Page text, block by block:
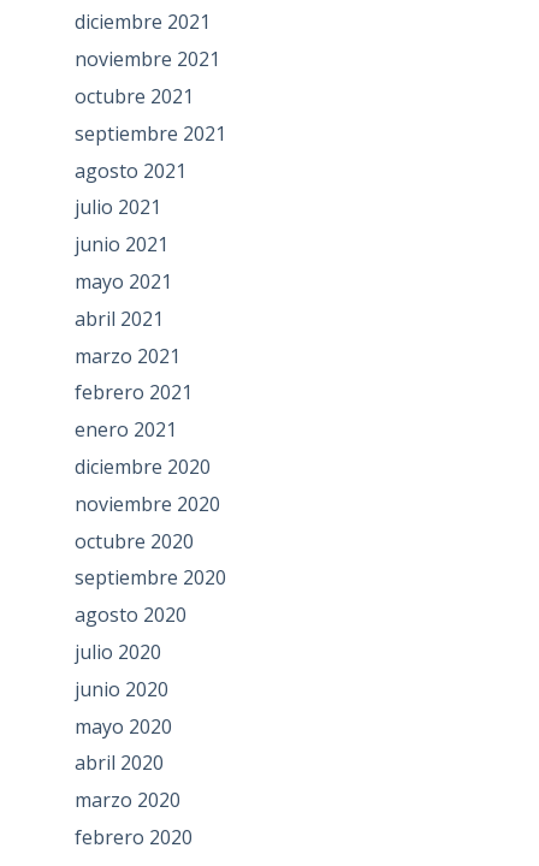
diciembre 2021
noviembre 2021
octubre 2021
septiembre 2021
agosto 2021
julio 2021
junio 2021
mayo 2021
abril 2021
marzo 2021
febrero 2021
enero 2021
diciembre 2020
noviembre 2020
octubre 2020
septiembre 2020
agosto 2020
julio 2020
junio 2020
mayo 2020
abril 2020
marzo 2020
febrero 2020